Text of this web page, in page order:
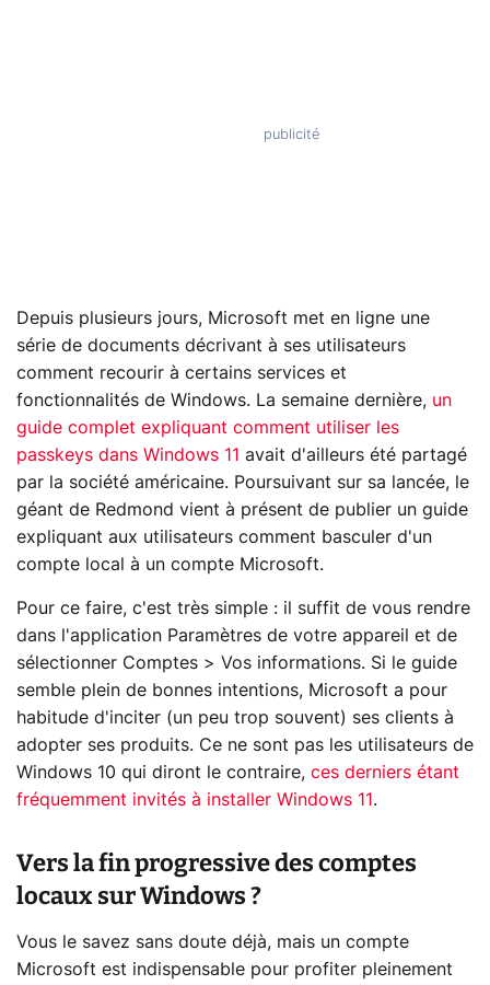
Depuis plusieurs jours, Microsoft met en ligne une
série de documents décrivant à ses utilisateurs
comment recourir à certains services et
fonctionnalités de Windows. La semaine dernière, un
guide complet expliquant comment utiliser les
passkeys dans Windows 11 avait d'ailleurs été partagé
par la société américaine. Poursuivant sur sa lancée, le
géant de Redmond vient à présent de publier un guide
expliquant aux utilisateurs comment basculer d'un
compte local à un compte Microsoft.
Pour ce faire, c'est très simple : il suffit de vous rendre
dans l'application Paramètres de votre appareil et de
sélectionner Comptes > Vos informations. Si le guide
semble plein de bonnes intentions, Microsoft a pour
habitude d'inciter (un peu trop souvent) ses clients à
adopter ses produits. Ce ne sont pas les utilisateurs de
Windows 10 qui diront le contraire, ces derniers étant
fréquemment invités à installer Windows 11 .
Vers la fin progressive des comptes
locaux sur Windows ?
Vous le savez sans doute déjà, mais un compte
Microsoft est indispensable pour profiter pleinement